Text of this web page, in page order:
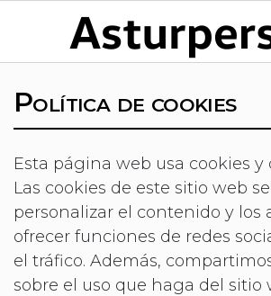
Política de cookies
Esta página web usa cookies y
Las cookies de este sitio web
personalizar el contenido y los
ofrecer funciones de redes
el tráfico. Además,
sobre el uso que haga del sitio